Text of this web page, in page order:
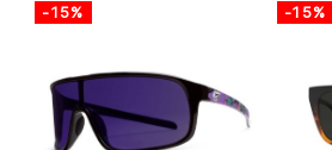
-15% -15%